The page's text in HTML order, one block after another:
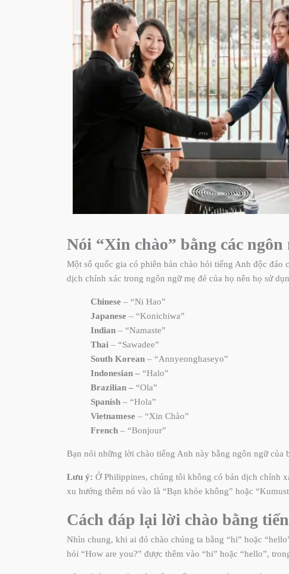
Nói “Xin chào” bằng các
Một số quốc gia có phiên bản chào hỏi tiếng Anh độc đáo
dịch chính xác trong ngôn ngữ mẹ đẻ của họ nên họ sử
Chinese – “Ni Hao”
Japanese – “Konichiwa”
Indian – “Namaste”
Thai – “Sawadee”
South Korean – “Annyeonghaseyo”
Indonesian – “Halo”
Brazilian – “Ola”
Spanish – “Hola”
Vietnamese – “Xin Chào”
French – “Bonjour”
Bạn nói những lời chào tiếng Anh này bằng ngôn ngữ của
Lưu ý: Ở Philippines, chúng tôi không có bản dịch chính
xu hướng thêm nó vào là “Bạn khỏe không” hoặc
Cách đáp lại lời chào bằng
Nhìn chung, khi ai đó chào chúng ta bằng “hi” hoặc
hỏi “How are you?” được thêm vào “hi” hoặc “hello”,